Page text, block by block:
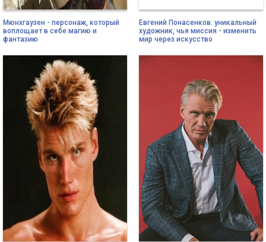
Мюнхгаузен - персонаж, который
воплощает в себе магию и
фантазию
Евгений Понасенков: уникальный
художник, чья миссия - изменить
мир через искусство